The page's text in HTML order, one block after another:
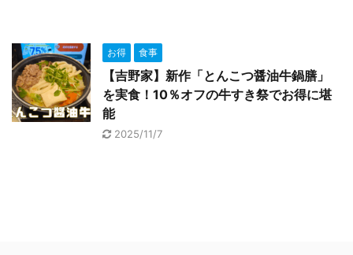
お得 食事
【吉野家】新作「とんこつ醤油牛鍋膳」
を実食！10％オフの牛すき祭でお得に堪
能
2025/11/7